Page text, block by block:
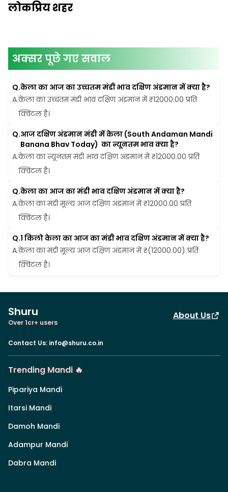
लोकप्रिय शहर
अक्सर पूछे गए सवाल
Q.केला का आज का उच्चतम मंडी भाव दक्षिण अंडमान में क्या है?
A.केला का उच्चतम मंडी भाव दक्षिण अंडमान में ₹12000.00 प्रति
क्विंटल है।
Q.आज दक्षिण अंडमान मंडी में केला (South Andaman Mandi
Banana Bhav Today)  का न्यूनतम भाव क्या है?
A.केला का न्यूनतम मंडी भाव दक्षिण अंडमान में ₹12000.00 प्रति
क्विंटल है।
Q.केला का आज का मंडी भाव दक्षिण अंडमान में क्या है?
A.केला का मंडी मूल्य आज दक्षिण अंडमान में ₹12000.00 प्रति
क्विंटल है।
Q.1 किलो केला का आज का मंडी भाव दक्षिण अंडमान में क्या है?
A.केला का मंडी मूल्य आज दक्षिण अंडमान में ₹(12000.00) प्रति
क्विंटल है।
Shuru
Over 1cr+ users
About Us
Contact Us: info@shuru.co.in
Trending Mandi 🔥
Pipariya Mandi
Itarsi Mandi
Damoh Mandi
Adampur Mandi
Dabra Mandi